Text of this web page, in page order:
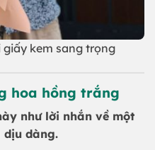
kem sang trọng
hoa hồng trắng
như lời nhắn về một
dịu dàng.